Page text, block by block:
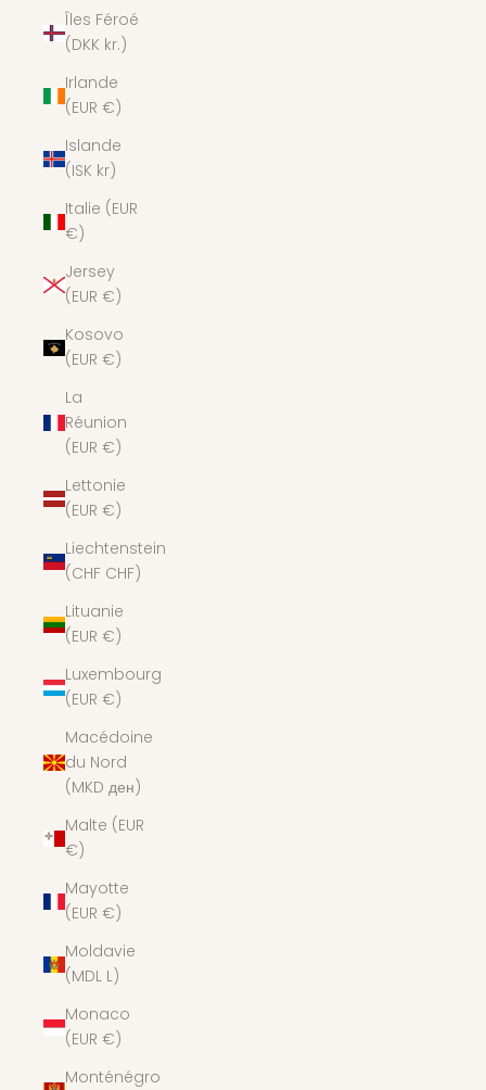
Îles Féroé
(DKK kr.)
Irlande
(EUR €)
Islande
(ISK kr)
Italie (EUR
€)
Jersey
(EUR €)
Kosovo
(EUR €)
La
Réunion
(EUR €)
Lettonie
(EUR €)
Liechtenstein
(CHF CHF)
Lituanie
(EUR €)
Luxembourg
(EUR €)
Macédoine
du Nord
(MKD ден)
Malte (EUR
€)
Mayotte
(EUR €)
Moldavie
(MDL L)
Monaco
(EUR €)
Monténégro